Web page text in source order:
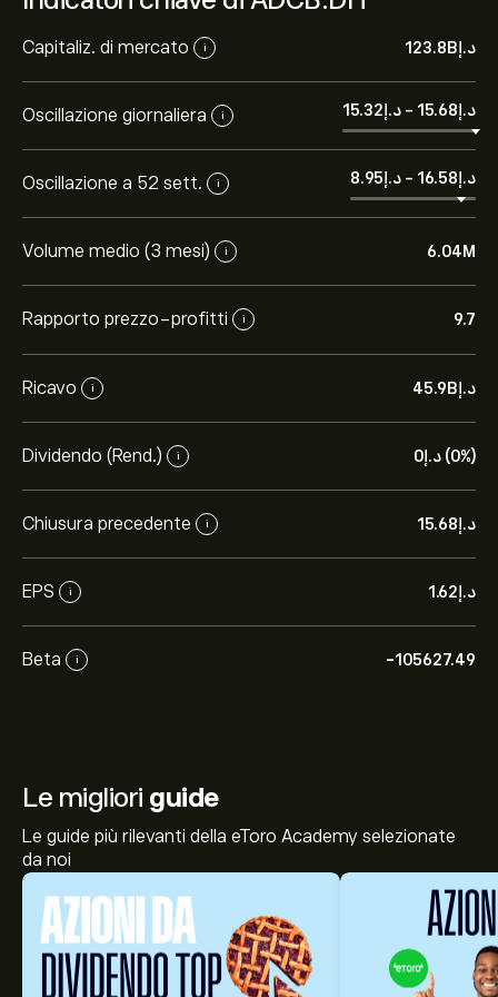
Capitaliz. di mercato i
Oscillazione giornaliera i -
Oscillazione a 52 sett. i -
Volume medio (3 mesi) i 6.04M
Rapporto prezzo-profitti i 9.7
Ricavo i
Dividendo (Rend.) i 0‎د.إ‎ (0%)
Chiusura precedente i
EPS i
Beta i -105627.49
Le migliori guide
Le guide più rilevanti della eToro Academy selezionate
da noi